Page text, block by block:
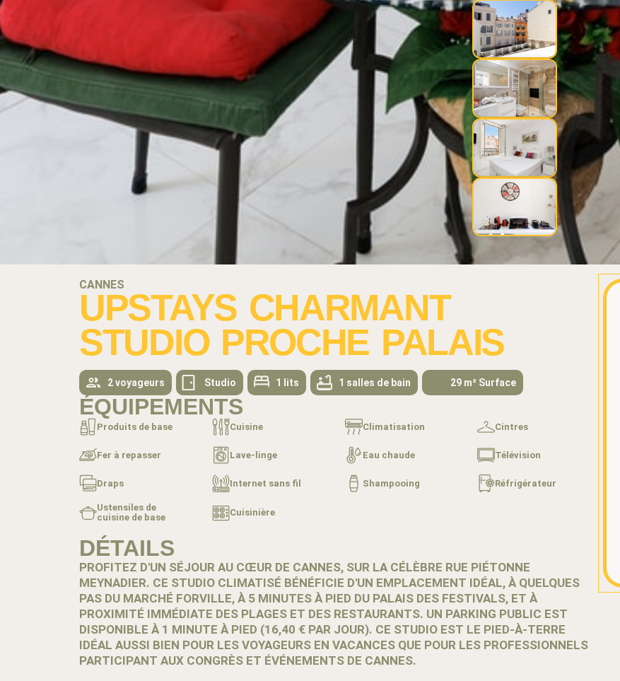
CANNES
UPSTAYS CHARMANT
STUDIO PROCHE PALAIS
2 voyageurs Studio 1 lits 1 salles de bain 29 m² Surface
ÉQUIPEMENTS
Produits de base Cuisine Climatisation Cintres
Fer à repasser Lave-linge Eau chaude Télévision
Draps Internet sans fil Shampooing Réfrigérateur
Ustensiles de
cuisine de base
Cuisinière
DÉTAILS
PROFITEZ D'UN SÉJOUR AU CŒUR DE CANNES, SUR LA CÉLÈBRE RUE PIÉTONNE
MEYNADIER. CE STUDIO CLIMATISÉ BÉNÉFICIE D'UN EMPLACEMENT IDÉAL, À QUELQUES
PAS DU MARCHÉ FORVILLE, À 5 MINUTES À PIED DU PALAIS DES FESTIVALS, ET À
PROXIMITÉ IMMÉDIATE DES PLAGES ET DES RESTAURANTS. UN PARKING PUBLIC EST
DISPONIBLE À 1 MINUTE À PIED (16,40 € PAR JOUR). CE STUDIO EST LE PIED-À-TERRE
IDÉAL AUSSI BIEN POUR LES VOYAGEURS EN VACANCES QUE POUR LES PROFESSIONNELS
PARTICIPANT AUX CONGRÈS ET ÉVÉNEMENTS DE CANNES.